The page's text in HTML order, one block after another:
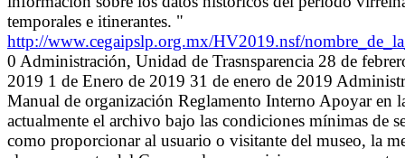
temporales e itinerantes. "
http://www.cegaipslp.org.mx/HV2019.nsf/
0 Administración, Unidad de Trasnsparencia 28 de
2019 1 de Enero de 2019 31 de enero de 2019
Manual de organización Reglamento Interno Apoyar en
actualmente el archivo bajo las condiciones mínimas de
como proporcionar al usuario o visitante del museo, la